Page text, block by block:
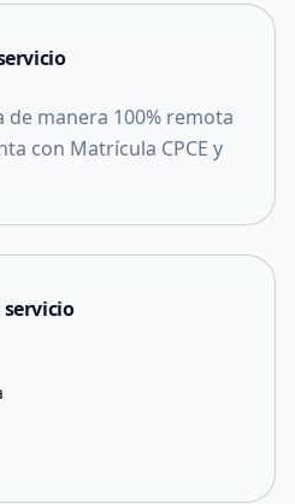
de manera 100% remota
con Matrícula CPCE y